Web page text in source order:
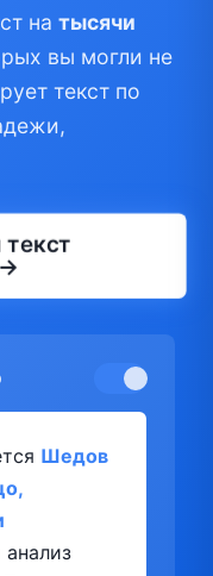
на тысячи
вы могли не
текст по
Шедов
анализ